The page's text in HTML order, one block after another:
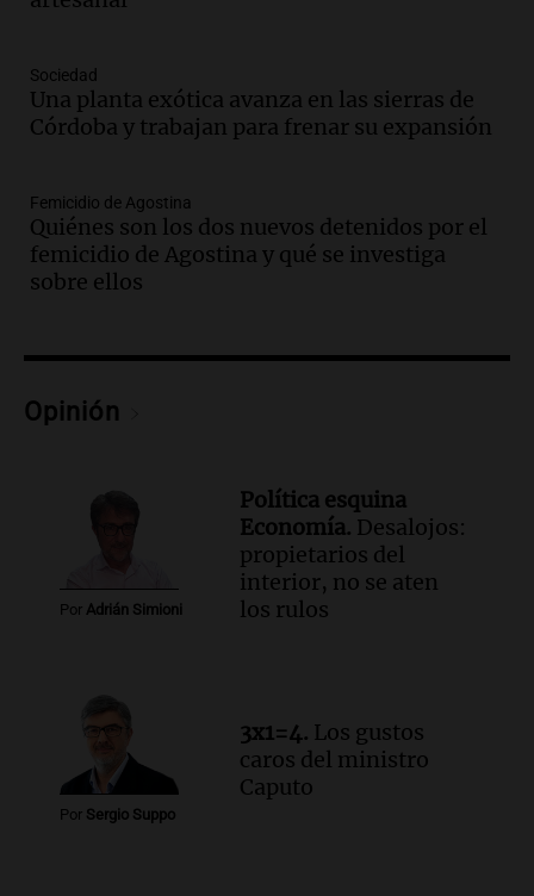
sindicato
Panorama Federal
Episodios
Audio.
La justicia reconoce el COVID
docente fallecido en 2021
Panorama Federal
Episodios
Audio.Trágico siniestro vial en Salta:
Episodios
fallecimiento de un docente
Panorama Federal
Episodios
Encuentran cuerpo en el Riacho
Santa Fe: se trataría de un hombre
desaparecido mientras practicaba
Episodios
Audio.
Solans Hoteles es patrocinante
porque el concurso “abre un espacio a la
creatividad”
Edición 2026
Episodios
Sociedad
Una planta exótica avanza en las sierras de
Córdoba y trabajan para frenar su expansión
Femicidio de Agostina
Quiénes son los dos nuevos detenidos por el
femicidio de Agostina y qué se investiga
sobre ellos
Opinión
Por Adrián Simioni
Política esquina
Economía. Desalojos:
propietarios del
interior, no se aten
los rulos
Por Sergio Suppo
3x1=4. Los gustos
caros del ministro
Caputo